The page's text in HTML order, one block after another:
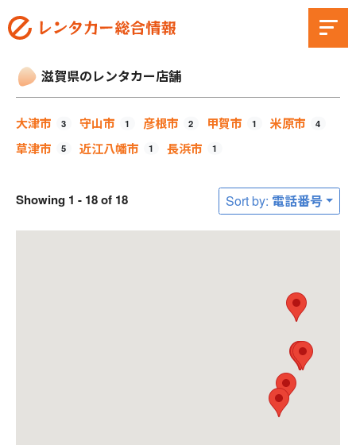
滋賀県のレンタカー店舗
大津市 3 守山市 1 彦根市 2 甲賀市 1 米原市 4
草津市 5 近江八幡市 1 長浜市 1
Showing 1 - 18 of 18 Sort by: 電話番号